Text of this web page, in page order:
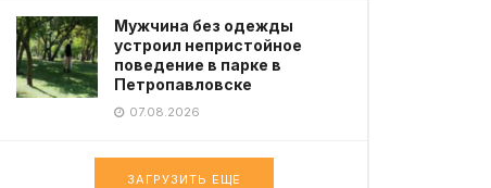
Мужчина без одежды
устроил непристойное
поведение в парке в
Петропавловске
07.08.2026
ЗАГРУЗИТЬ ЕЩЕ